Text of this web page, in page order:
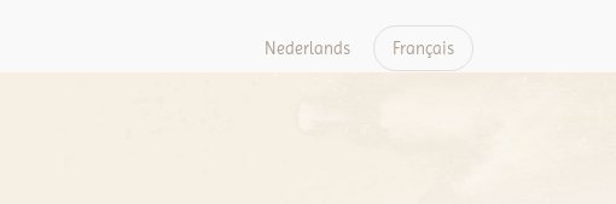
Nederlands Français